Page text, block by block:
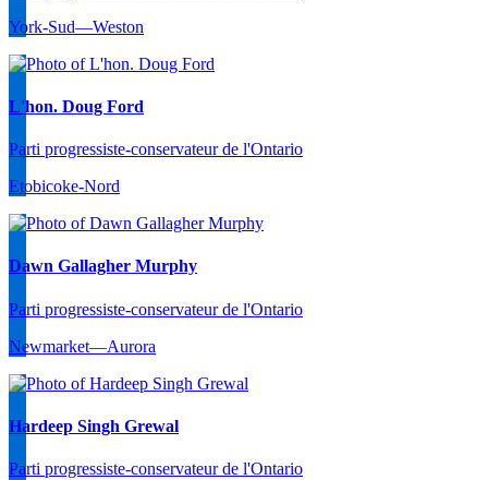
York-Sud—Weston
L'hon. Doug Ford
Parti progressiste-conservateur de l'Ontario
Etobicoke-Nord
Dawn Gallagher Murphy
Parti progressiste-conservateur de l'Ontario
Newmarket—Aurora
Hardeep Singh Grewal
Parti progressiste-conservateur de l'Ontario